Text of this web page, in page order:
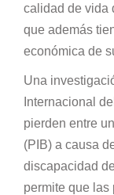
calidad de vida
que además
económica de
Una
Internacional
pierden entre
(PIB) a causa
discapacidad
permite que las